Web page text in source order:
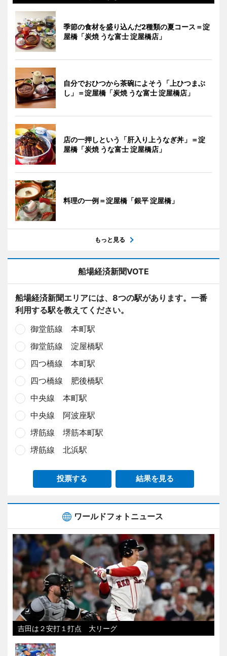
季節の食材を盛り込んだ2種類の夏コース＝淀
屋橋「炭焼 うな富士 淀屋橋店」
自分でおひつから茶碗によそう「上ひつまぶ
し」＝淀屋橋「炭焼 うな富士 淀屋橋店」
店の一押しという「肝入り上うなぎ丼」＝淀
屋橋「炭焼 うな富士 淀屋橋店」
料理の一例＝淀屋橋「銀平 淀屋橋」
もっと見る
船場経済新聞VOTE
船場経済新聞エリアには、8つの駅があります。一番
利用する駅を教えてください。
御堂筋線 本町駅
御堂筋線 淀屋橋駅
四つ橋線 本町駅
四つ橋線 肥後橋駅
中央線 本町駅
中央線 阿波座駅
堺筋線 堺筋本町駅
堺筋線 北浜駅
投票する 結果を見る
ワールドフォトニュース
吉田は２安打１打点 大リーグ